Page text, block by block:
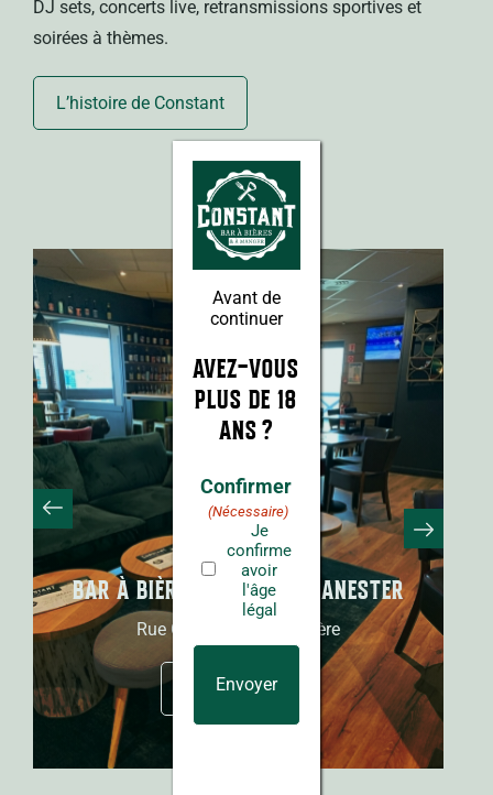
DJ sets, concerts live, retransmissions sportives et
soirées à thèmes.
L’histoire de Constant
BAR À BIÈRES CONSTANT ANGERS
Boulevard Foch
En savoir plus
Avant de
continuer
AVEZ-VOUS
PLUS DE 18
ANS ?
Confirmer
(Nécessaire)
Je
confirme
avoir
l'âge
légal